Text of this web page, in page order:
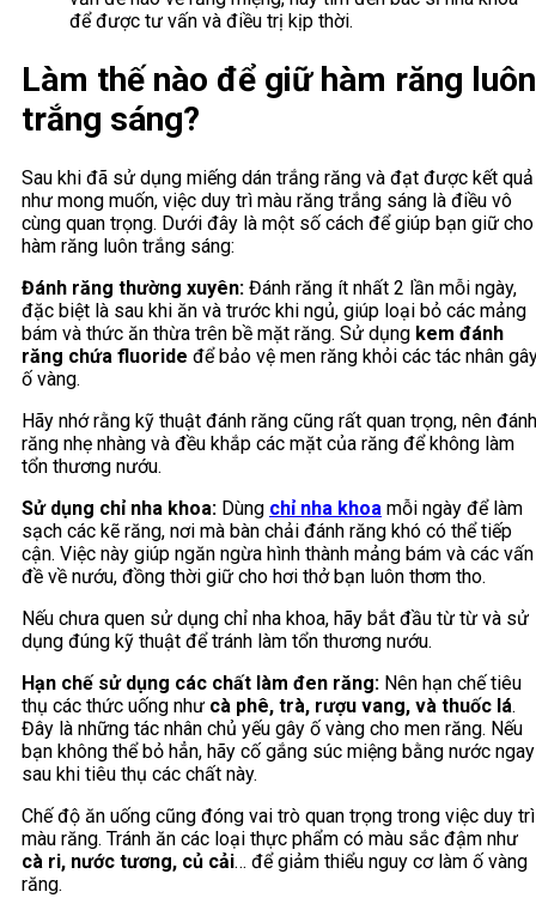
để được tư vấn và điều trị kịp thời.
Làm thế nào để giữ hàm răng luôn
trắng sáng?
Sau khi đã sử dụng miếng dán trắng răng và đạt được kết quả
như mong muốn, việc duy trì màu răng trắng sáng là điều vô
cùng quan trọng. Dưới đây là một số cách để giúp bạn giữ cho
hàm răng luôn trắng sáng:
Đánh răng thường xuyên: Đánh răng ít nhất 2 lần mỗi ngày,
đặc biệt là sau khi ăn và trước khi ngủ, giúp loại bỏ các mảng
bám và thức ăn thừa trên bề mặt răng. Sử dụng kem đánh
răng chứa fluoride để bảo vệ men răng khỏi các tác nhân
ố vàng.
Hãy nhớ rằng kỹ thuật đánh răng cũng rất quan trọng, nên đánh
răng nhẹ nhàng và đều khắp các mặt của răng để không làm
tổn thương nướu.
Sử dụng chỉ nha khoa: Dùng chỉ nha khoa mỗi ngày để làm
sạch các kẽ răng, nơi mà bàn chải đánh răng khó có thể tiếp
cận. Việc này giúp ngăn ngừa hình thành mảng bám và các vấn
đề về nướu, đồng thời giữ cho hơi thở bạn luôn thơm tho.
Nếu chưa quen sử dụng chỉ nha khoa, hãy bắt đầu từ từ và sử
dụng đúng kỹ thuật để tránh làm tổn thương nướu.
Hạn chế sử dụng các chất làm đen răng: Nên hạn chế tiêu
thụ các thức uống như cà phê, trà, rượu vang, và thuốc lá.
Đây là những tác nhân chủ yếu gây ố vàng cho men răng. Nếu
bạn không thể bỏ hẳn, hãy cố gắng súc miệng bằng nước ngay
sau khi tiêu thụ các chất này.
Chế độ ăn uống cũng đóng vai trò quan trọng trong việc duy trì
màu răng. Tránh ăn các loại thực phẩm có màu sắc đậm như
cà ri, nước tương, củ cải… để giảm thiểu nguy cơ làm ố vàng
răng.